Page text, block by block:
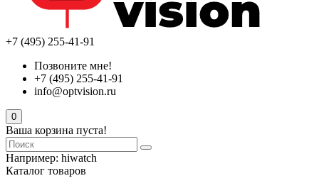
+7 (495) 255-41-91
Позвоните мне!
+7 (495) 255-41-91
info@optvision.ru
0
Ваша корзина пуста!
Например: hiwatch
Каталог товаров